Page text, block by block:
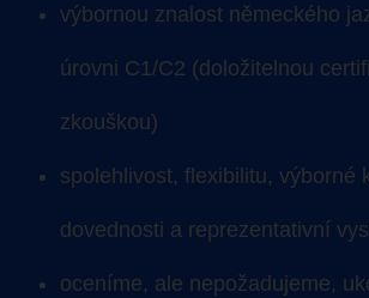
výbornou znalost německého
úrovni C1/C2 (doložitelnou
zkouškou)
spolehlivost, flexibilitu, výborné
dovednosti a reprezentativní
oceníme, ale nepožadujeme,